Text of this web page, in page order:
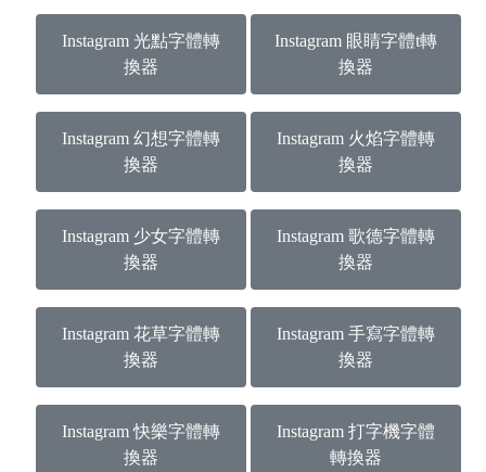
Instagram 光點字體轉
換器
Instagram 眼睛字體t轉
換器
Instagram 幻想字體轉
換器
Instagram 火焰字體轉
換器
Instagram 少女字體轉
換器
Instagram 歌德字體轉
換器
Instagram 花草字體轉
換器
Instagram 手寫字體轉
換器
Instagram 快樂字體轉
換器
Instagram 打字機字體
轉換器